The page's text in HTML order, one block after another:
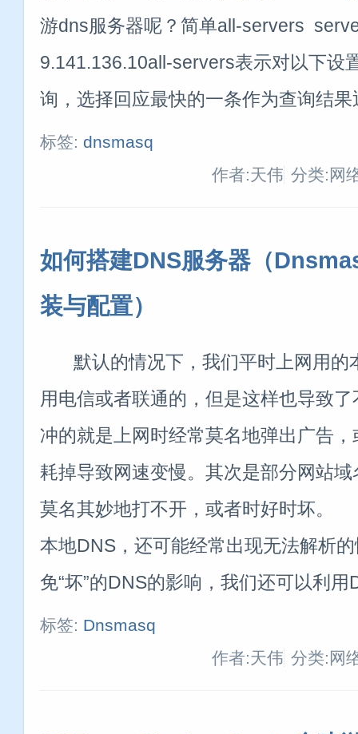
游dns服务器呢？简单all-servers
9.141.136.10all-servers表示对以下设
询，选择回应最快的一条作为查询结果
标签: dnsmasq
作者:天伟 分类:网
如何搭建DNS服务器（
装与配置）
默认的情况下，我们平时上网用的
用电信或者联通的，但是这样也导致
冲的就是上网时经常莫名地弹出广告
耗掉导致网速变慢。其次是部分网站
莫名其妙地打不开，或者时好时坏
本地DNS，还可能经常出现无法解析
免“坏”的DNS的影响，我们还可以利用
标签: Dnsmasq
作者:天伟 分类:网